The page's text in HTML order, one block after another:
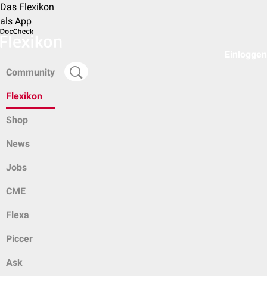
Das Flexikon
als App
Community
Flexikon
Shop
News
Jobs
CME
Flexa
Piccer
Ask